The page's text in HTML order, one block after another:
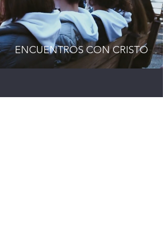
ENCUENTROS CON CRISTO